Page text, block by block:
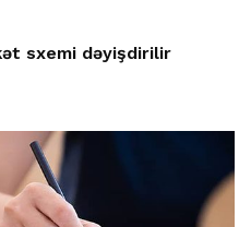
sxemi dəyişdirilir